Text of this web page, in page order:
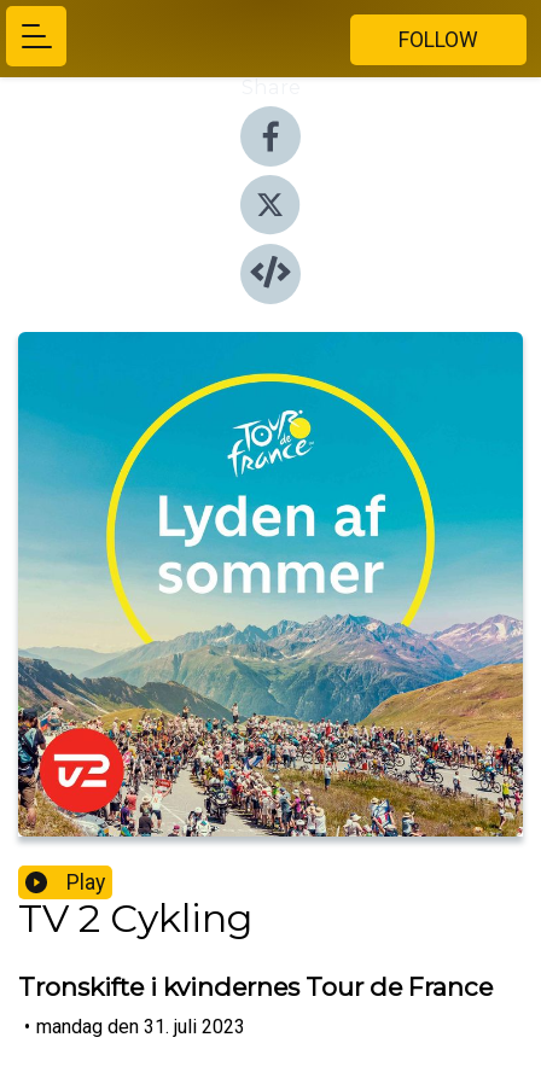
FOLLOW
Play
TV 2 Cykling
Tronskifte i kvindernes Tour de France
• mandag den 31. juli 2023